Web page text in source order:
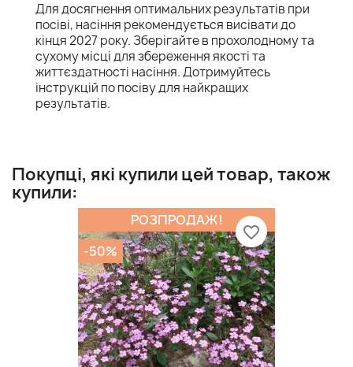
Для досягнення оптимальних результатів при
посіві, насіння рекомендується висівати до
кінця 2027 року. Зберігайте в прохолодному та
сухому місці для збереження якості та
життєздатності насіння. Дотримуйтесь
інструкцій по посіву для найкращих
результатів.
Покупці, які купили цей товар, також
купили:
РОЗПРОДАЖ!
-50%
favorite_border